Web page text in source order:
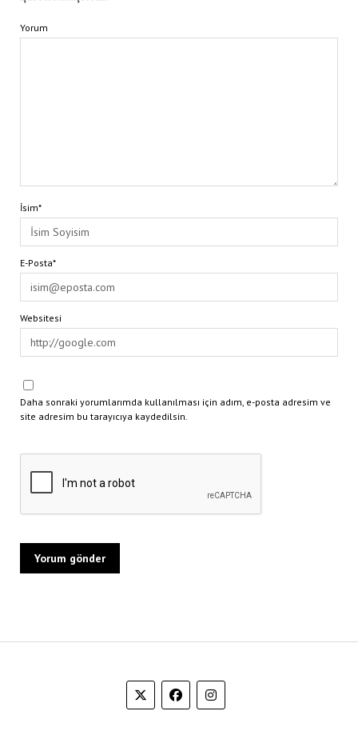
Yorum
İsim*
E-Posta*
Websitesi
Daha sonraki yorumlarımda kullanılması için adım, e-posta adresim ve
site adresim bu tarayıcıya kaydedilsin.